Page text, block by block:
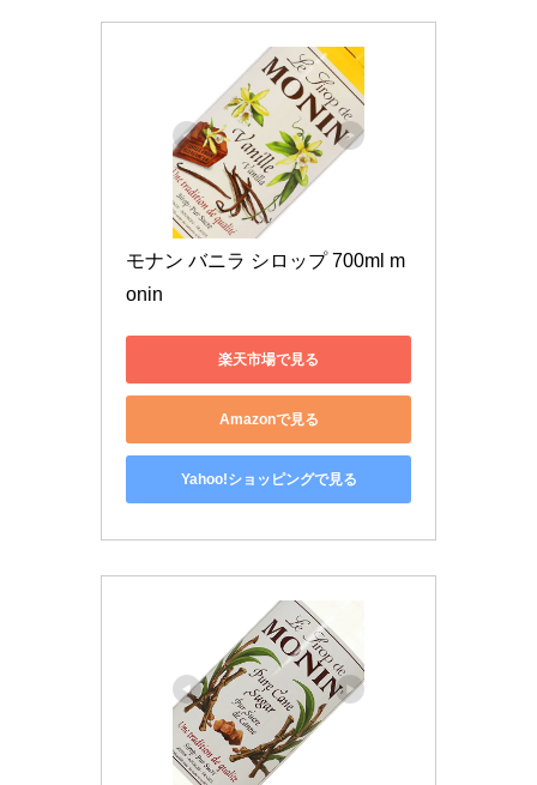
モナン バニラ シロップ 700ml m
onin
楽天市場で見る
Amazonで見る
Yahoo!ショッピングで見る